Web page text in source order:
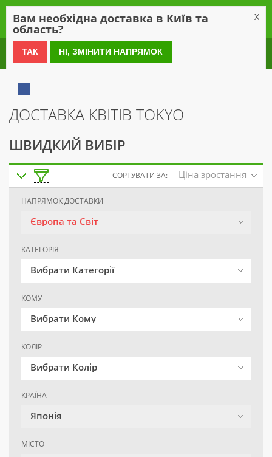
0 800 21 54 55
ДОСТАВКА КВІТІВ TOKYO
ШВИДКИЙ ВИБІР
СОРТУВАТИ ЗА: Ціна зростання
НАПРЯМОК ДОСТАВКИ
Європа та Світ
КАТЕГОРІЯ
Вибрати Категорії
КОМУ
Вибрати Кому
КОЛІР
Вибрати Колір
КРАЇНА
Японія
МІСТО
Вам необхідна доставка в Київ та
область?
X
ТАК НІ, ЗМІНИТИ НАПРЯМОК